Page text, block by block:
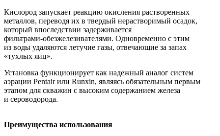
Кислород запускает реакцию окисления растворенных
металлов, переводя их в твердый нерастворимый осадок,
который впоследствии задерживается
фильтрами-обезжелезивателями. Одновременно с этим
из воды удаляются летучие газы, отвечающие за запах
«тухлых яиц».
Установка функционирует как надежный аналог систем
аэрации Pentair или Runxin, являясь обязательным первым
этапом для скважин с высоким содержанием железа
и сероводорода.
Преимущества использования